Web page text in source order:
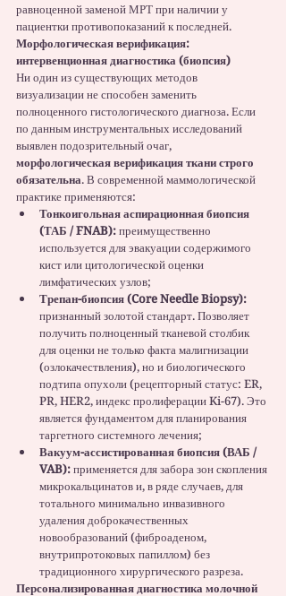
равноценной заменой МРТ при наличии у
пациентки противопоказаний к последней.
Морфологическая верификация:
интервенционная диагностика (биопсия)
Ни один из существующих методов
визуализации не способен заменить
полноценного гистологического диагноза. Если
по данным инструментальных исследований
выявлен подозрительный очаг,
морфологическая верификация ткани строго
обязательна. В современной маммологической
практике применяются:
Тонкоигольная аспирационная биопсия
(ТАБ / FNAB): преимущественно
используется для эвакуации содержимого
кист или цитологической оценки
лимфатических узлов;
Трепан-биопсия (Core Needle Biopsy):
признанный золотой стандарт. Позволяет
получить полноценный тканевой столбик
для оценки не только факта малигнизации
(озлокачествления), но и биологического
подтипа опухоли (рецепторный статус: ER,
PR, HER2, индекс пролиферации Ki-67). Это
является фундаментом для планирования
таргетного системного лечения;
Вакуум-ассистированная биопсия (ВАБ /
VAB): применяется для забора зон скопления
микрокальцинатов и, в ряде случаев, для
тотального минимально инвазивного
удаления доброкачественных
новообразований (фиброаденом,
внутрипротоковых папиллом) без
традиционного хирургического разреза.
Персонализированная диагностика молочной